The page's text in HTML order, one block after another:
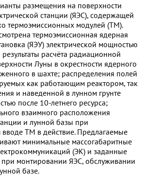
размещения на поверхности
станции (ЯЭС), содержащей
термоэмиссионных модулей (ТМ).
термоэмиссионная ядерная
(ЯЭУ) электрической мощностью
расчёта радиационной
Луны в окрестности ядерного
в шахте; распределения полей
как работающим реактором, так
и наведенной в лунном грунте
после 10-летнего ресурса;
взаимного расположения
и лунной базы при
вводе ТМ в действие. Предлагаемые
минимальные массогабаритные
(ЭК) и заданные
монтировании ЯЭС, обслуживании
базе.